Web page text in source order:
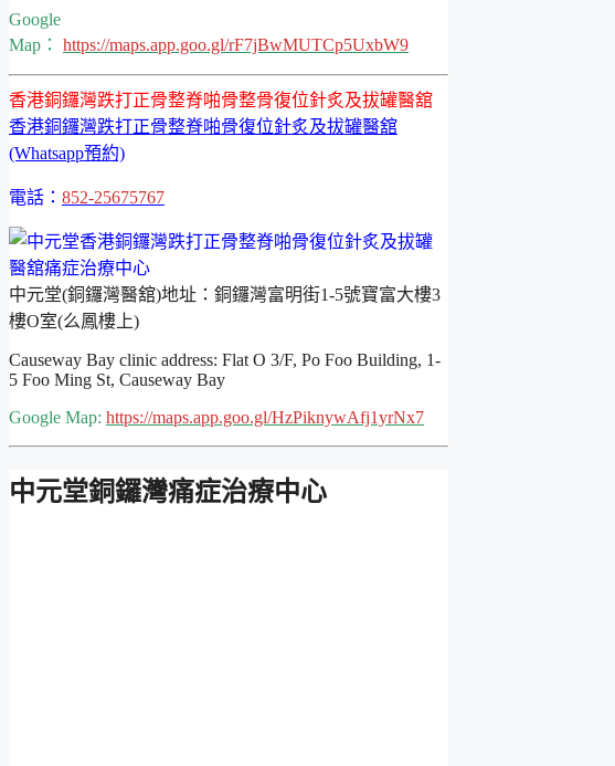
Google
Map： https://maps.app.goo.gl/rF7jBwMUTCp5UxbW9
香港銅鑼灣跌打正骨整脊啪骨整骨復位針炙及拔罐醫舘
香港銅鑼灣跌打正骨整脊啪骨復位針炙及拔罐醫舘
(Whatsapp預約)
電話： 852-25675767
中元堂(銅鑼灣醫舘)地址：銅鑼灣富明街1-5號寶富大樓3
樓O室(么鳳樓上)
Causeway Bay clinic address: Flat O 3/F, Po Foo Building, 1-
5 Foo Ming St, Causeway Bay
Google Map: https://maps.app.goo.gl/HzPiknywAfj1yrNx7
中元堂銅鑼灣痛症治療中心